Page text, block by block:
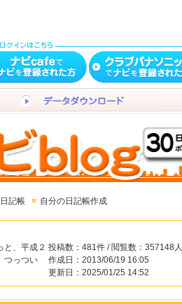
記帳 自分の日記帳作成
と、平成２
つっつい
投稿数：481件 / 閲覧数：357148人
作成日：2013/06/19 16:05
更新日：2025/01/25 14:52